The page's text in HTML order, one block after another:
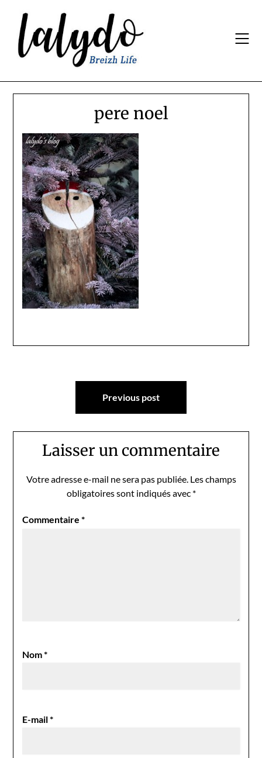
content
pere noel
Navigation
Previous post
Laisser un commentaire
Votre adresse e-mail ne sera pas publiée. Les champs
obligatoires sont indiqués avec *
Commentaire*
Nom*
E-mail*